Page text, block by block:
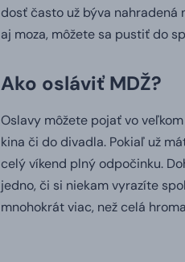
dosť často už býva nahradená
aj moza, môžete sa pustiť do
Ako osláviť MDŽ?
Oslavy môžete pojať vo
kina či do divadla. Pokiaľ už
celý víkend plný odpočinku.
jedno, či si niekam vyrazíte
mnohokrát viac, než celá